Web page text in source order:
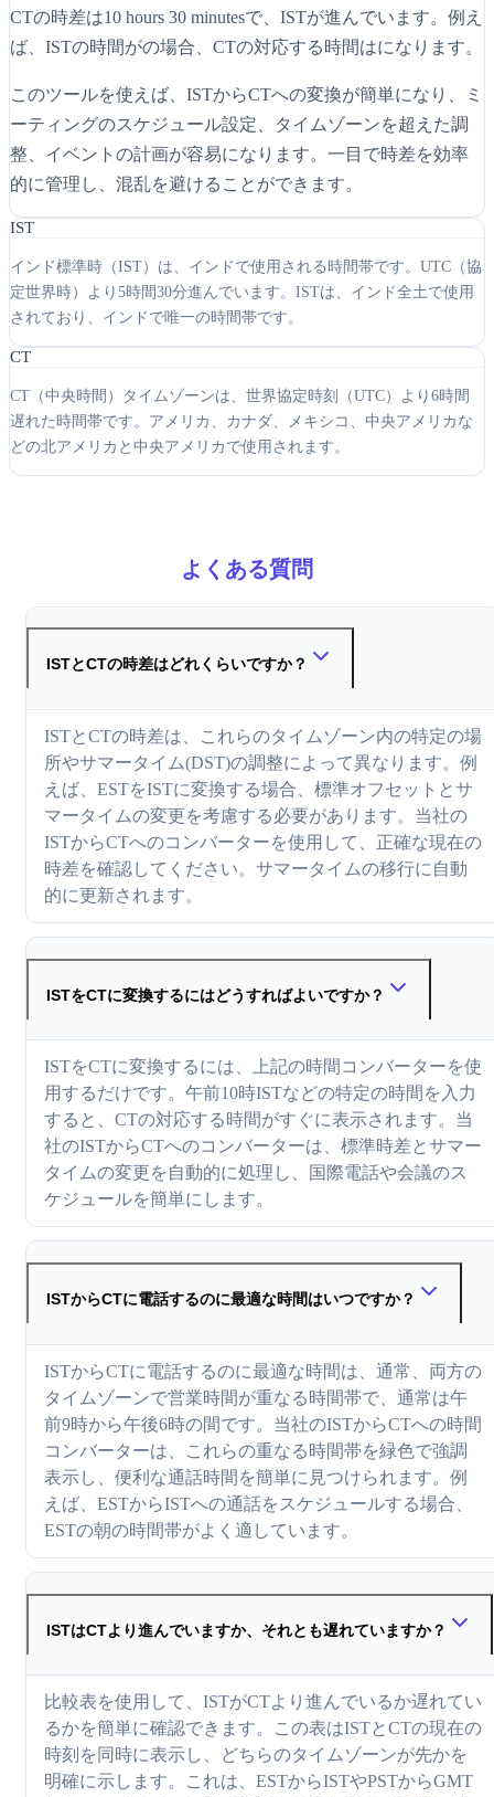
CTの時差は10 hours 30 minutesで、ISTが進んでいます。例え
ば、ISTの時間がの場合、CTの対応する時間はになります。
このツールを使えば、ISTからCTへの変換が簡単になり、ミ
ーティングのスケジュール設定、タイムゾーンを超えた調
整、イベントの計画が容易になります。一目で時差を効率
的に管理し、混乱を避けることができます。
IST
インド標準時（IST）は、インドで使用される時間帯です。UTC（協
定世界時）より5時間30分進んでいます。ISTは、インド全土で使用
されており、インドで唯一の時間帯です。
CT
CT（中央時間）タイムゾーンは、世界協定時刻（UTC）より6時間
遅れた時間帯です。アメリカ、カナダ、メキシコ、中央アメリカな
どの北アメリカと中央アメリカで使用されます。
よくある質問
ISTとCTの時差はどれくらいですか？
ISTとCTの時差は、これらのタイムゾーン内の特定の場
所やサマータイム(DST)の調整によって異なります。例
えば、ESTをISTに変換する場合、標準オフセットとサ
マータイムの変更を考慮する必要があります。当社の
ISTからCTへのコンバーターを使用して、正確な現在の
時差を確認してください。サマータイムの移行に自動
的に更新されます。
ISTをCTに変換するにはどうすればよいですか？
ISTをCTに変換するには、上記の時間コンバーターを使
用するだけです。午前10時ISTなどの特定の時間を入力
すると、CTの対応する時間がすぐに表示されます。当
社のISTからCTへのコンバーターは、標準時差とサマー
タイムの変更を自動的に処理し、国際電話や会議のス
ケジュールを簡単にします。
ISTからCTに電話するのに最適な時間はいつですか？
ISTからCTに電話するのに最適な時間は、通常、両方の
タイムゾーンで営業時間が重なる時間帯で、通常は午
前9時から午後6時の間です。当社のISTからCTへの時間
コンバーターは、これらの重なる時間帯を緑色で強調
表示し、便利な通話時間を簡単に見つけられます。例
えば、ESTからISTへの通話をスケジュールする場合、
ESTの朝の時間帯がよく適しています。
ISTはCTより進んでいますか、それとも遅れていますか？
比較表を使用して、ISTがCTより進んでいるか遅れてい
るかを簡単に確認できます。この表はISTとCTの現在の
時刻を同時に表示し、どちらのタイムゾーンが先かを
明確に示します。これは、ESTからISTやPSTからGMT